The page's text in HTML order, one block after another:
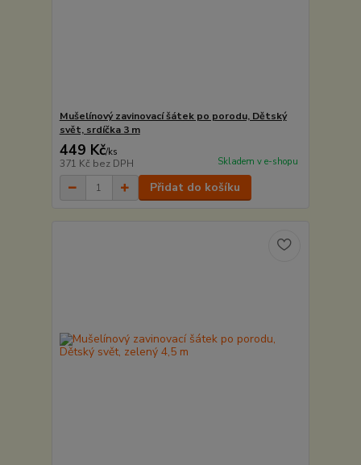
Mušelínový zavinovací šátek po porodu, Dětský
svět, srdíčka 3 m
449 Kč/ks
371 Kč bez DPH Skladem v e-shopu
Přidat do košíku